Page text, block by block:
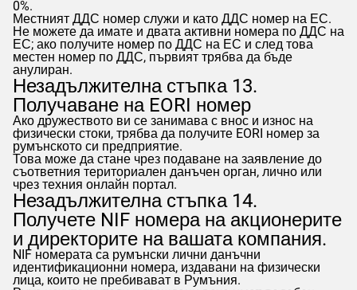
0%.
Местният ДДС номер служи и като ДДС номер на ЕС.
Не можете да имате и двата активни номера по ДДС на
ЕС; ако получите номер по ДДС на ЕС и след това
местен номер по ДДС, първият трябва да бъде
анулиран.
Незадължителна стъпка 13.
Получаване на EORI номер
Ако дружеството ви се занимава с внос и износ на
физически стоки, трябва да получите EORI номер за
румънското си предприятие.
Това може да стане чрез подаване на заявление до
съответния териториален данъчен орган, лично или
чрез техния онлайн портал.
Незадължителна стъпка 14.
Получете NIF номера на акционерите
и директорите на вашата компания.
NIF номерата са румънски лични данъчни
идентификационни номера, издавани на физически
лица, които не пребивават в Румъния.